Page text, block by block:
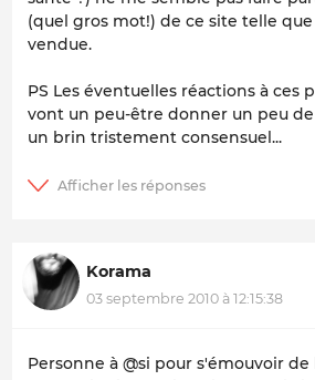
(quel gros mot!) de ce site telle que
vendue.
PS Les éventuelles réactions à ces
vont un peu-être donner un peu
un brin tristement consensuel...
Korama
03 septembre 2010 à 12:15:38
Personne à @si pour s'émouvoir